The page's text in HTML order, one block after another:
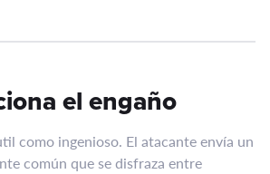
el engaño
como ingenioso. El atacante envía un
común que se disfraza entre